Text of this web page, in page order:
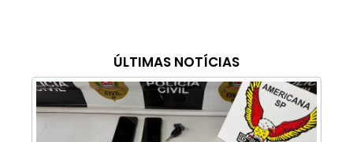
ÚLTIMAS NOTÍCIAS